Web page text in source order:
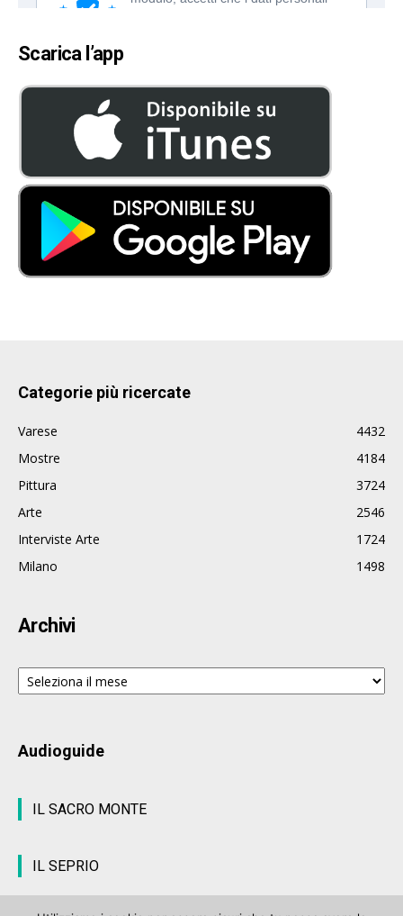
Scarica l’app
Categorie più ricercate
Varese
4432
Mostre
4184
Pittura
3724
Arte
2546
Interviste Arte
1724
Milano
1498
Archivi
Archivi
Audioguide
IL SACRO MONTE
IL SEPRIO